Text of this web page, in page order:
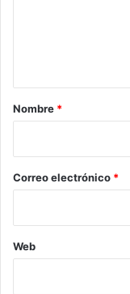
r
*
Nombre *
Correo electrónico *
Web